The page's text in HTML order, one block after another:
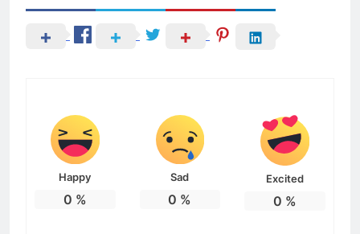
Happy
0 %
Sad
0 %
Excited
0 %